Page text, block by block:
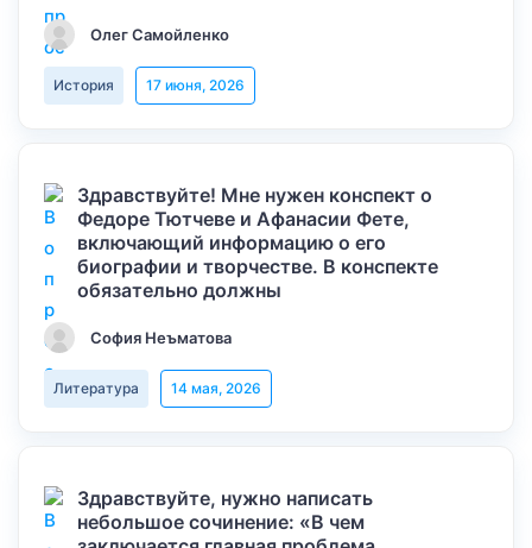
Олег Самойленко
История 17 июня, 2026
Здравствуйте! Мне нужен конспект о
Федоре Тютчеве и Афанасии Фете,
включающий информацию о его
биографии и творчестве. В конспекте
обязательно должны
София Неъматова
Литература 14 мая, 2026
Здравствуйте, нужно написать
небольшое сочинение: «В чем